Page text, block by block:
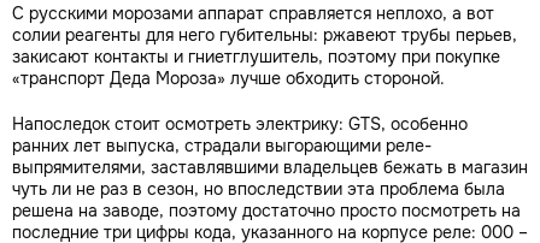
С русскими морозами аппарат справляется неплохо, а вот
солии реагенты для него губительны: ржавеют трубы перьев,
закисают контакты и гниетглушитель, поэтому при покупке
«транспорт Деда Мороза» лучше обходить стороной.
Напоследок стоит осмотреть электрику: GTS, особенно
ранних лет выпуска, страдали выгорающими реле-
выпрямителями, заставлявшими владельцев бежать в магазин
чуть ли не раз в сезон, но впоследствии эта проблема была
решена на заводе, поэтому достаточно просто посмотреть на
последние три цифры кода, указанного на корпусе реле: 000 –